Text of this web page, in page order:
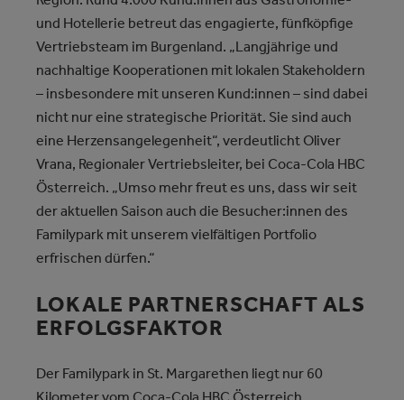
und Hotellerie betreut das engagierte, fünfköpfige
Vertriebsteam im Burgenland. „Langjährige und
nachhaltige Kooperationen mit lokalen Stakeholdern
– insbesondere mit unseren Kund:innen – sind dabei
nicht nur eine strategische Priorität. Sie sind auch
eine Herzensangelegenheit“, verdeutlicht Oliver
Vrana, Regionaler Vertriebsleiter, bei Coca-Cola HBC
Österreich. „Umso mehr freut es uns, dass wir seit
der aktuellen Saison auch die Besucher:innen des
Familypark mit unserem vielfältigen Portfolio
erfrischen dürfen.“
LOKALE PARTNERSCHAFT ALS
ERFOLGSFAKTOR
Der Familypark in St. Margarethen liegt nur 60